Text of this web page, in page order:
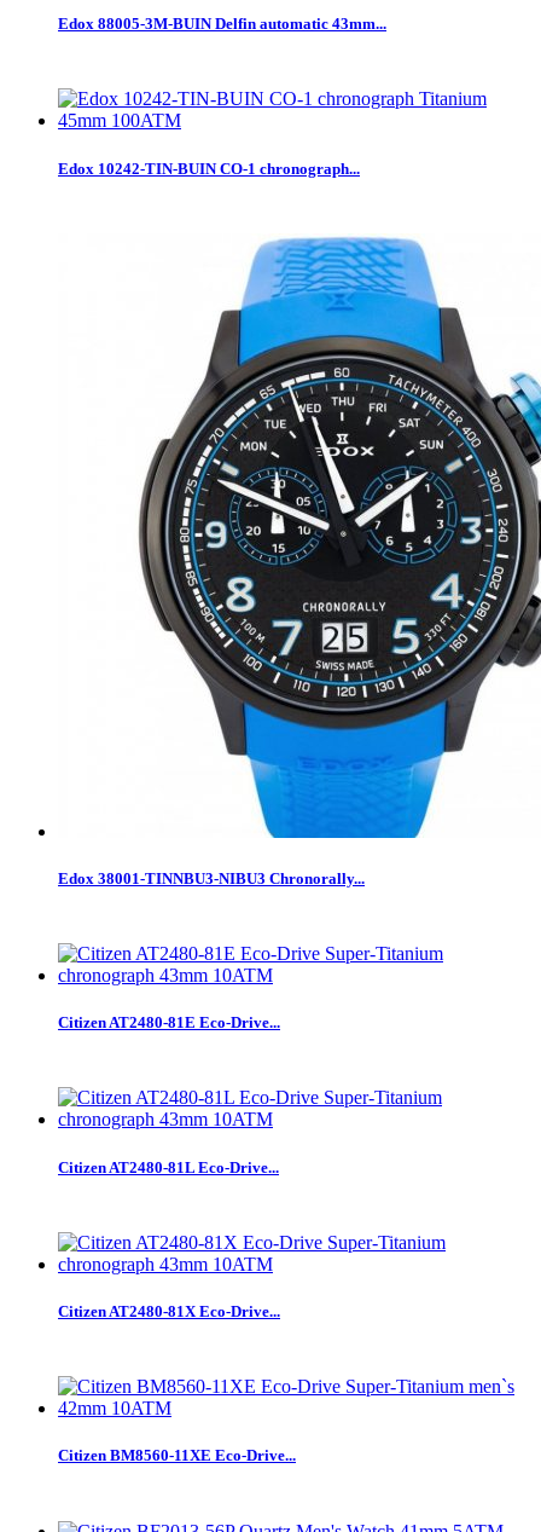
Edox 88005-3M-BUIN Delfin automatic 43mm...
Edox 10242-TIN-BUIN CO-1 chronograph...
Edox 38001-TINNBU3-NIBU3 Chronorally...
Citizen AT2480-81E Eco-Drive...
Citizen AT2480-81L Eco-Drive...
Citizen AT2480-81X Eco-Drive...
Citizen BM8560-11XE Eco-Drive...